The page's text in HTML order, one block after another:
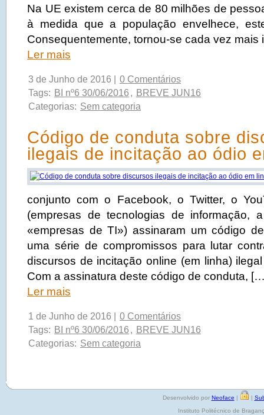
Na UE existem cerca de 80 milhões de
à medida que a população envelhece,
Consequentemente, tornou-se cada vez
Ler mais
3 de Junho de 2016 |
0 Comentários
Tags: BI nº6 30/06/2016 , BREVE JUN16
Categorias: Sem categoria
Código de conduta sobre
ilegais de incitação ao ódio
conjunto com o Facebook, o Twitter, o
(empresas de tecnologias de informação,
«empresas de TI») assinaram um código
uma série de compromissos para lutar
discursos de incitação online (em linha)
Com a assinatura deste código de conduta,
Ler mais
1 de Junho de 2016 |
0 Comentários
Tags: BI nº6 30/06/2016 , BREVE JUN16
Categorias: Sem categoria
Desenvolvido por Neoface | |
Instituto Politécnico de